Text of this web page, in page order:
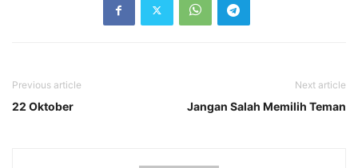
Previous article
22 Oktober
Next article
Jangan Salah Memilih Teman